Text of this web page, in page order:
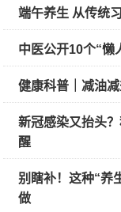
端午养生 从传统
中医公开10个“懒
健康科普｜减油
新冠感染又抬头
醒
别瞎补！这种“养
做